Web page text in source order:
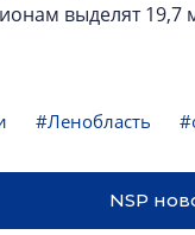
выделят 19,7
#Ленобласть
NSP